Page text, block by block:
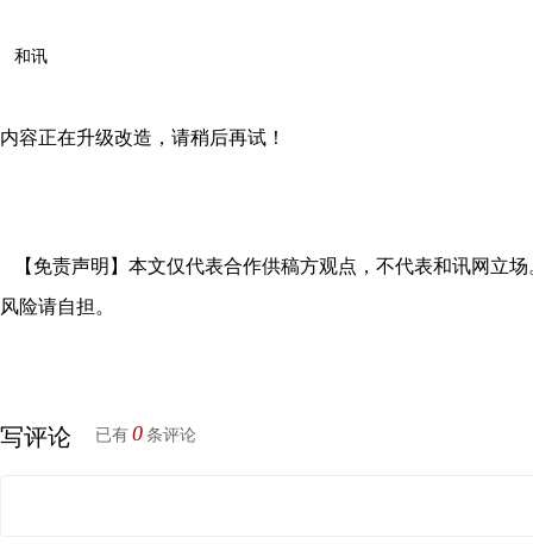
和讯
内容正在升级改造，请稍后再试！
【免责声明】本文仅代表合作供稿方观点，不代表和讯网立
风险请自担。
写评论 已有 0 条评论